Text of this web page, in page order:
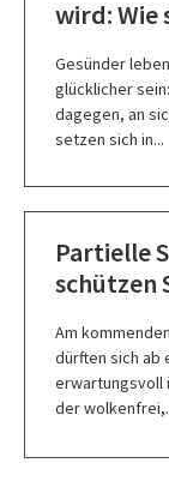
wird: Wie
Gesünder
glücklicher
dagegen, an
setzen sich in...
Partielle
schützen
Am
dürften sich ab
erwartungsvoll
der